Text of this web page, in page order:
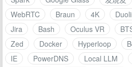
WebRTC
Braun 4K
Jira
Bash Oculus VR
Zed
Docker Hyperloop
IE
PowerDNS Local LLM